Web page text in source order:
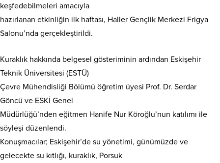
keşfedebilmeleri amacıyla
hazırlanan etkinliğin ilk haftası, Haller Gençlik Merkezi Frigya
Salonu’nda gerçekleştirildi.
Kuraklık hakkında belgesel gösteriminin ardından Eskişehir
Teknik Üniversitesi (ESTÜ)
Çevre Mühendisliği Bölümü öğretim üyesi Prof. Dr. Serdar
Göncü ve ESKİ Genel
Müdürlüğü’nden eğitmen Hanife Nur Köroğlu’nun katılımı ile
söyleşi düzenlendi.
Konuşmacılar; Eskişehir’de su yönetimi, günümüzde ve
gelecekte su kıtlığı, kuraklık, Porsuk